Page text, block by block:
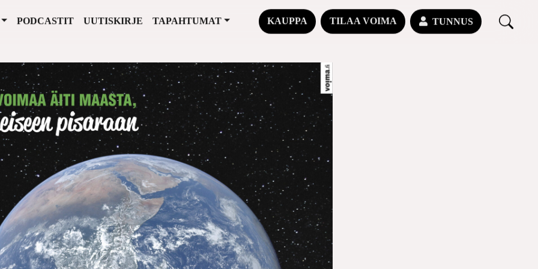
PODCASTIT UUTISKIRJE TAPAHTUMAT KAUPPA TILAA VOIMA TUNNUS